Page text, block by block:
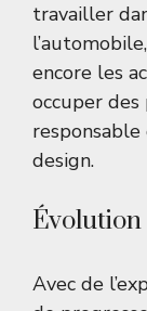
travailler
encore les
occuper
design.
Avec de